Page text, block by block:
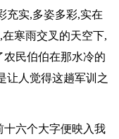
充实,多姿多彩,实在
寒雨交叉的天空下,
农民伯伯在那水冷的
让人觉得这趟军训之
十六个大字便映入我